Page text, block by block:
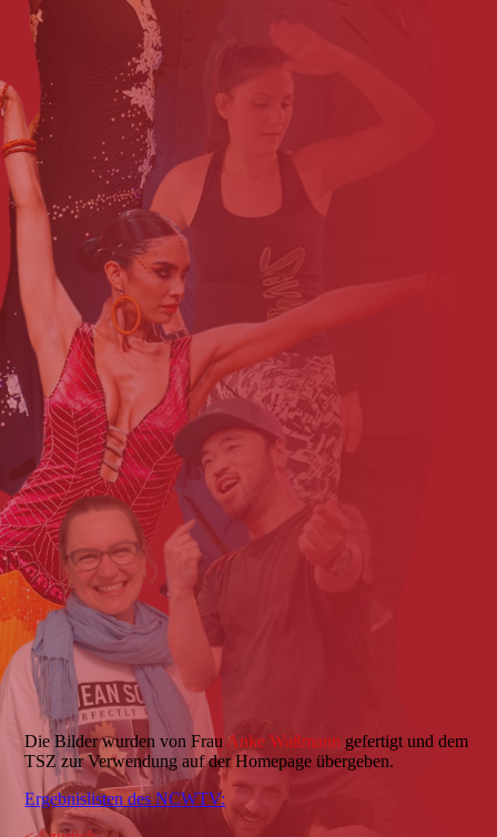
Martina_Sommer2jpg
Martina_Sommer1
Die Bilder wurden von Frau Anke Waßmann gefertigt und dem
TSZ zur Verwendung auf der Homepage übergeben.
Ergebnislisten des NCWTV: